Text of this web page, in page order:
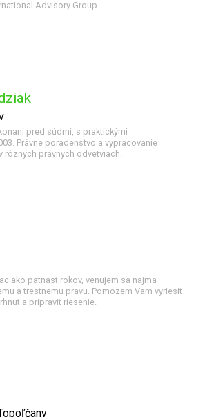
Advisory Group.
pred súdmi, s praktickými
Právne poradenstvo a vypracovanie
rôznych právnych odvetviach.
ako patnast rokov, venujem sa najma
a trestnemu pravu. Pomozem Vam vyriesit
a pripravit riesenie.